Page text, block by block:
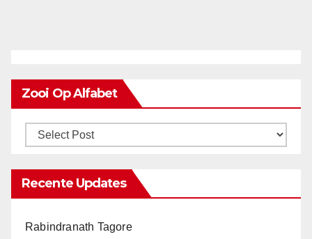
Zooi Op Alfabet
Recente Updates
Rabindranath Tagore